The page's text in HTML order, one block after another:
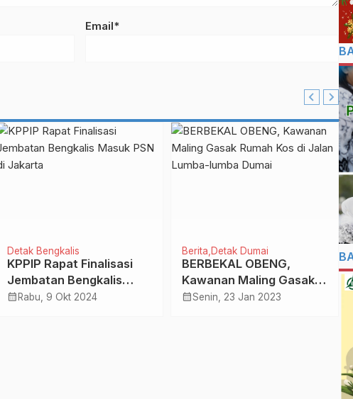
Email*
Detak Bengkalis
KPPIP Rapat Finalisasi
Jembatan Bengkalis
Masuk PSN di Jakarta
calendar_month Rabu, 9 Okt 2024
Berita Detak Dumai
BERBEKAL OBENG,
Kawanan Maling Gasak
Rumah Kos di Jalan
calendar_monthSenin, 23 Jan 2023